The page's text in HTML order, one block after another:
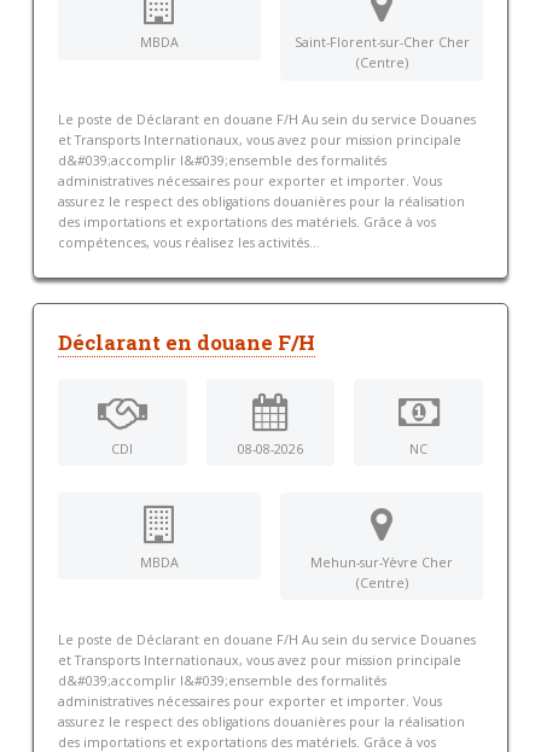
MBDA
Saint-Florent-sur-Cher Cher
(Centre)
Le poste de Déclarant en douane F/H Au sein du service Douanes
et Transports Internationaux, vous avez pour mission principale
d&#039;accomplir l&#039;ensemble des formalités
administratives nécessaires pour exporter et importer. Vous
assurez le respect des obligations douanières pour la réalisation
des importations et exportations des matériels. Grâce à vos
compétences, vous réalisez les activités...
Déclarant en douane F/H
CDI 08-08-2026 NC
MBDA
Mehun-sur-Yèvre Cher
(Centre)
Le poste de Déclarant en douane F/H Au sein du service Douanes
et Transports Internationaux, vous avez pour mission principale
d&#039;accomplir l&#039;ensemble des formalités
administratives nécessaires pour exporter et importer. Vous
assurez le respect des obligations douanières pour la réalisation
des importations et exportations des matériels. Grâce à vos